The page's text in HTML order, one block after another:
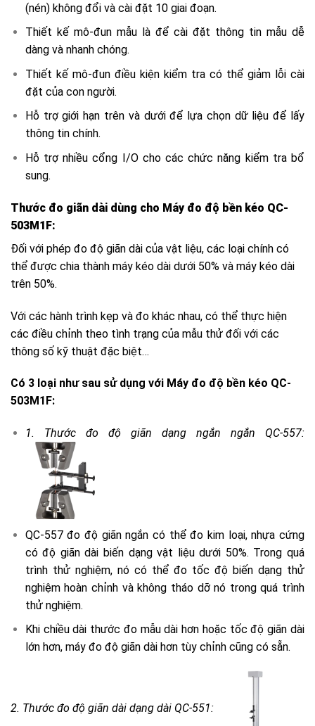
(nén) không đổi và cài đặt 10 giai đoạn.
Thiết kế mô-đun mẫu là để cài đặt thông tin mẫu dễ
dàng và nhanh chóng.
Thiết kế mô-đun điều kiện kiểm tra có thể giảm lỗi cài
đặt của con người.
Hỗ trợ giới hạn trên và dưới để lựa chọn dữ liệu để lấy
thông tin chính.
Hỗ trợ nhiều cổng I/O cho các chức năng kiểm tra bổ
sung.
Thước đo giãn dài dùng cho Máy đo độ bền kéo QC-
503M1F:
Đối với phép đo độ giãn dài của vật liệu, các loại chính có
thể được chia thành máy kéo dài dưới 50% và máy kéo dài
trên 50%.
Với các hành trình kẹp và đo khác nhau, có thể thực hiện
các điều chỉnh theo tình trạng của mẫu thử đối với các
thông số kỹ thuật đặc biệt…
Có 3 loại như sau sử dụng với Máy đo độ bền kéo QC-
503M1F:
1. Thước đo độ giãn dạng ngắn ngắn QC-557:
QC-557 đo độ giãn ngắn có thể đo kim loại, nhựa cứng
có độ giãn dài biến dạng vật liệu dưới 50%. Trong quá
trình thử nghiệm, nó có thể đo tốc độ biến dạng thử
nghiệm hoàn chỉnh và không tháo dỡ nó trong quá trình
thử nghiệm.
Khi chiều dài thước đo mẫu dài hơn hoặc tốc độ giãn dài
lớn hơn, máy đo độ giãn dài hơn tùy chỉnh cũng có sẵn.
2. Thước đo độ giãn dài dạng dài QC-551: